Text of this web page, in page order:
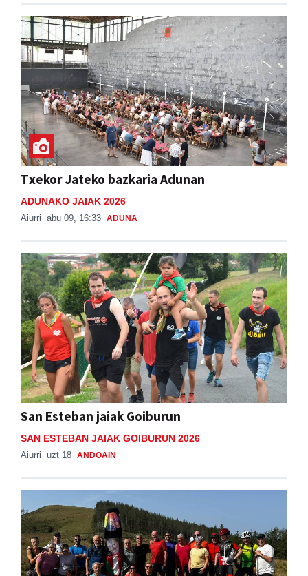
Txekor Jateko bazkaria Adunan
ADUNAKO JAIAK 2026
Aiurri abu 09, 16:33 ADUNA
San Esteban jaiak Goiburun
SAN ESTEBAN JAIAK GOIBURUN 2026
Aiurri uzt 18 ANDOAIN